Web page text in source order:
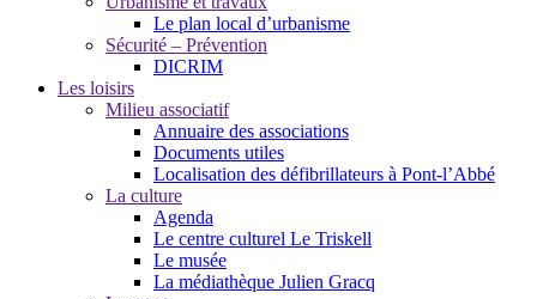
Le plan local d’urbanisme
Sécurité – Prévention
DICRIM
Les loisirs
Milieu associatif
Annuaire des associations
Documents utiles
Localisation des défibrillateurs à Pont-l’Abbé
La culture
Agenda
Le centre culturel Le Triskell
Le musée
La médiathèque Julien Gracq